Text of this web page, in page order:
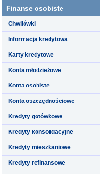
Finanse osobiste
Chwilówki
Informacja kredytowa
Karty kredytowe
Konta młodzieżowe
Konta osobiste
Konta oszczędnościowe
Kredyty gotówkowe
Kredyty konsolidacyjne
Kredyty mieszkaniowe
Kredyty refinansowe